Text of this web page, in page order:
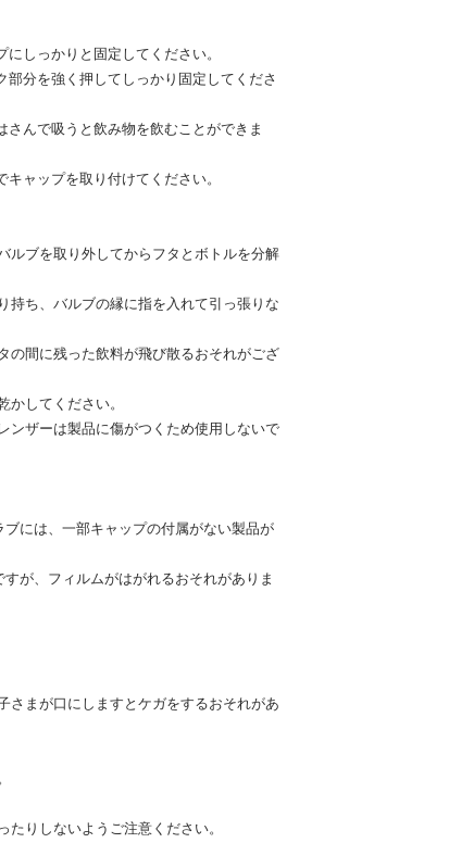
しっかりと固定してください。
分を強く押してしっかり固定してくださ
んで吸うと飲み物を飲むことができま
ャップを取り付けてください。
ルブを取り外してからフタとボトルを分解
ち、バルブの縁に指を入れて引っ張りな
間に残った飲料が飛び散るおそれがござ
かしてください。
ンザーは製品に傷がつくため使用しないで
には、一部キャップの付属がない製品が
が、フィルムがはがれるおそれがありま
さまが口にしますとケガをするおそれがあ
たりしないようご注意ください。